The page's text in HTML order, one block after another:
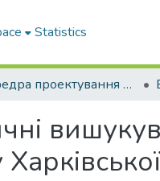
Statistics
Кафедра проектування доріг, геодезії і землеустрою